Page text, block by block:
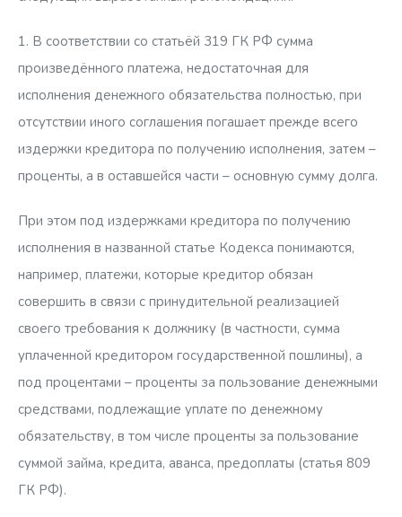
1. В соответствии со статьёй 319 ГК РФ сумма
произведённого платежа, недостаточная для
исполнения денежного обязательства полностью, при
отсутствии иного соглашения погашает прежде всего
издержки кредитора по получению исполнения, затем –
проценты, а в оставшейся части – основную сумму долга.
При этом под издержками кредитора по получению
исполнения в названной статье Кодекса понимаются,
например, платежи, которые кредитор обязан
совершить в связи с принудительной реализацией
своего требования к должнику (в частности, сумма
уплаченной кредитором государственной пошлины), а
под процентами – проценты за пользование денежными
средствами, подлежащие уплате по денежному
обязательству, в том числе проценты за пользование
суммой займа, кредита, аванса, предоплаты (статья 809
ГК РФ).